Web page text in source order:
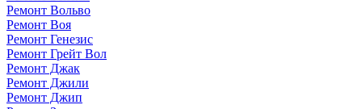
Ремонт Вольво
Ремонт Воя
Ремонт Генезис
Ремонт Грейт Вол
Ремонт Джак
Ремонт Джили
Ремонт Джип